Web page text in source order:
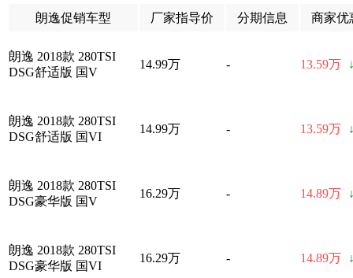
朗逸促销车型 厂家指导价 分期信息 商家优
朗逸 2018款 280TSI
DSG舒适版 国V
14.99万 - 13.59万
朗逸 2018款 280TSI
DSG舒适版 国VI
14.99万 - 13.59万
朗逸 2018款 280TSI
DSG豪华版 国V
16.29万 - 14.89万
朗逸 2018款 280TSI
DSG豪华版 国VI
16.29万 - 14.89万